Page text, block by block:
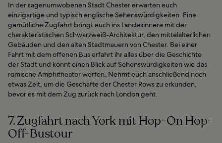
In der sagenumwobenen Stadt Chester erwarten euch
einzigartige und typisch englische Sehenswürdigkeiten. Eine
gemütliche Zugfahrt bringt euch ins Landesinnere mit der
charakteristischen Schwarzweiß-Architektur, den mittelalterlichen
Gebäuden und den alten Stadtmauern von Chester. Bei einer
Fahrt mit dem offenen Bus erfahrt ihr alles über die Geschichte
der Stadt und könnt einen Blick auf Sehenswürdigkeiten wie das
römische Amphitheater werfen. Nehmt euch anschließend noch
etwas Zeit, um die Geschäfte der Chester Rows zu erkunden,
bevor es mit dem Zug zurück nach London geht.
7. Zugfahrt nach York mit Hop-On Hop-
Off-Bustour